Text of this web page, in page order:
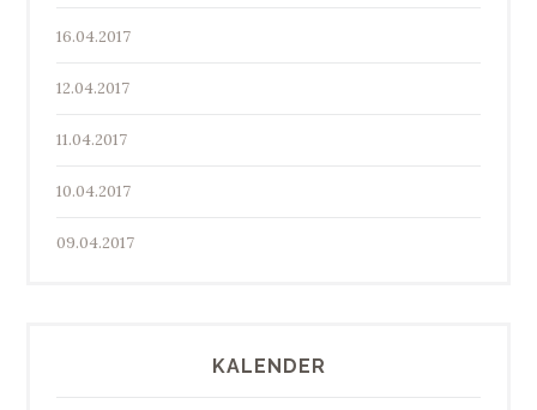
16.04.2017
12.04.2017
11.04.2017
10.04.2017
09.04.2017
KALENDER